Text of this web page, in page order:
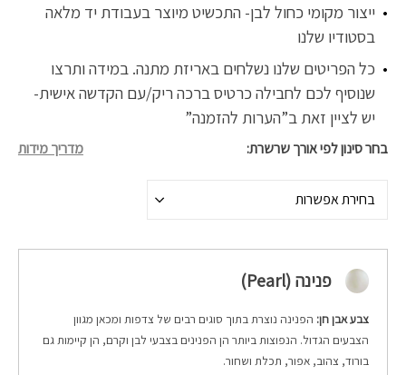
ייצור מקומי כחול לבן- התכשיט מיוצר בעבודת יד מלאה
בסטודיו שלנו
כל הפריטים שלנו נשלחים באריזת מתנה. במידה ותרצו
שנוסיף לכם לחבילה כרטיס ברכה ריק/עם הקדשה אישית-
יש לציין זאת ב”הערות להזמנה”
בחר סינון לפי אורך שרשרת מדריך מידות
בחירת אפשרות
פנינה (Pearl)
צבע אבן חן: הפנינה נוצרת בתוך סוגים רבים של צדפות ומכאן מגוון
הצבעים הגדול. הנפוצות ביותר הן הפנינים בצבעי לבן וקרם, הן קיימות גם
בורוד, צהוב, אפור, תכלת ושחור.